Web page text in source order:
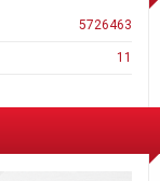
5726463
11